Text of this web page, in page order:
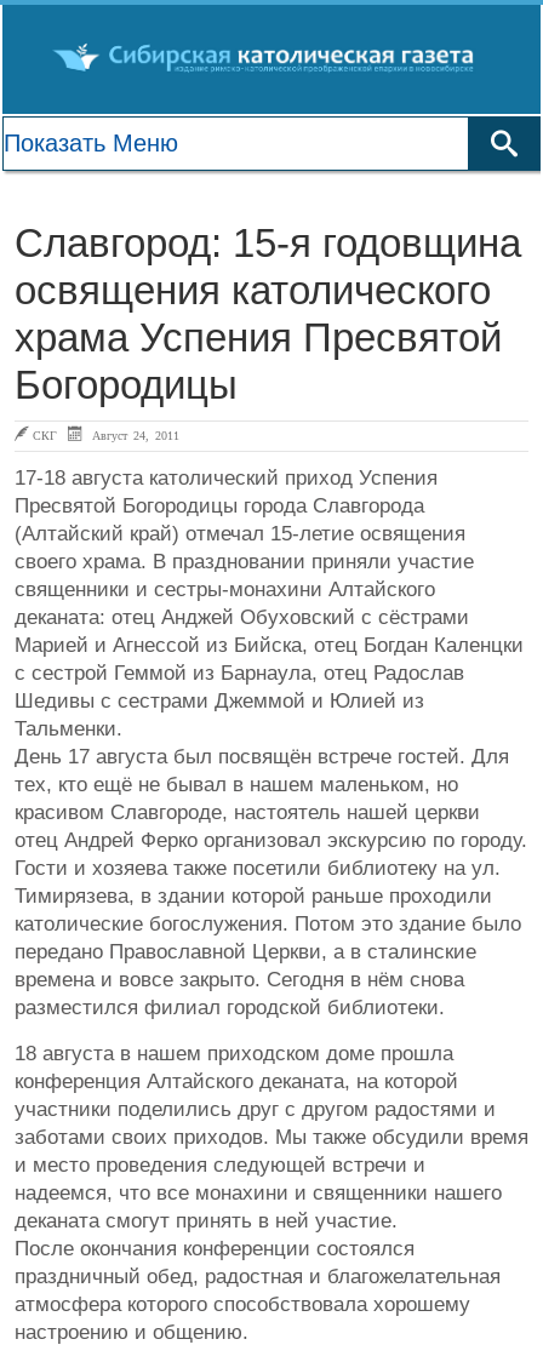
Славгород: 15-я годовщина
освящения католического
храма Успения Пресвятой
Богородицы
СКГ Август 24, 2011
17-18 августа католический приход Успения
Пресвятой Богородицы города Славгорода
(Алтайский край) отмечал 15-летие освящения
своего храма. В праздновании приняли участие
священники и сестры-монахини Алтайского
деканата: отец Анджей Обуховский с сёстрами
Марией и Агнессой из Бийска, отец Богдан Каленцки
с сестрой Геммой из Барнаула, отец Радослав
Шедивы с сестрами Джеммой и Юлией из
Тальменки.
День 17 августа был посвящён встрече гостей. Для
тех, кто ещё не бывал в нашем маленьком, но
красивом Славгороде, настоятель нашей церкви
отец Андрей Ферко организовал экскурсию по городу.
Гости и хозяева также посетили библиотеку на ул.
Тимирязева, в здании которой раньше проходили
католические богослужения. Потом это здание было
передано Православной Церкви, а в сталинские
времена и вовсе закрыто. Сегодня в нём снова
разместился филиал городской библиотеки.
18 августа в нашем приходском доме прошла
конференция Алтайского деканата, на которой
участники поделились друг с другом радостями и
заботами своих приходов. Мы также обсудили время
и место проведения следующей встречи и
надеемся, что все монахини и священники нашего
деканата смогут принять в ней участие.
После окончания конференции состоялся
праздничный обед, радостная и благожелательная
атмосфера которого способствовала хорошему
настроению и общению.